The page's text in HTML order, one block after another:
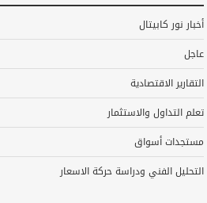
أخبار نور كابيتال
عاجل
التقارير الاقتصادية
تعلم التداول والاستثمار
مستجدات أسواق
التحليل الفني ودراسة حركة الاسعار